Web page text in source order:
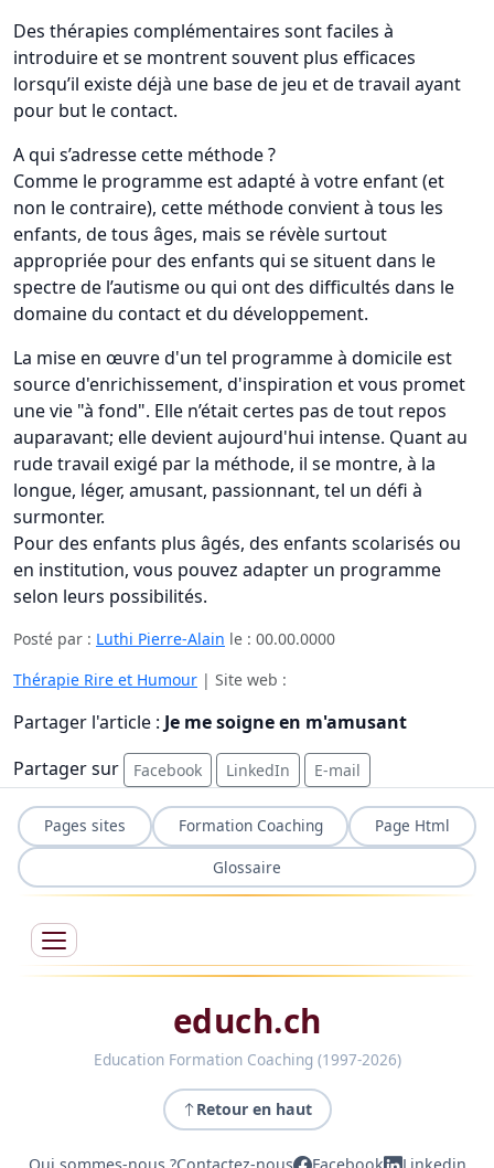
Des thérapies complémentaires sont faciles à
introduire et se montrent souvent plus efficaces
lorsqu’il existe déjà une base de jeu et de travail ayant
pour but le contact.
A qui s’adresse cette méthode ?
Comme le programme est adapté à votre enfant (et
non le contraire), cette méthode convient à tous les
enfants, de tous âges, mais se révèle surtout
appropriée pour des enfants qui se situent dans le
spectre de l’autisme ou qui ont des difficultés dans le
domaine du contact et du développement.
La mise en œuvre d'un tel programme à domicile est
source d'enrichissement, d'inspiration et vous promet
une vie "à fond". Elle n’était certes pas de tout repos
auparavant; elle devient aujourd'hui intense. Quant au
rude travail exigé par la méthode, il se montre, à la
longue, léger, amusant, passionnant, tel un défi à
surmonter.
Pour des enfants plus âgés, des enfants scolarisés ou
en institution, vous pouvez adapter un programme
selon leurs possibilités.
Posté par : Luthi Pierre-Alain le : 00.00.0000
Thérapie Rire et Humour | Site web :
Partager l'article : Je me soigne en m'amusant
Partager sur
Facebook LinkedIn E-mail
Pages sites Formation Coaching
Page Html
Glossaire
educh.ch
Education Formation Coaching (1997-2026)
Retour en haut